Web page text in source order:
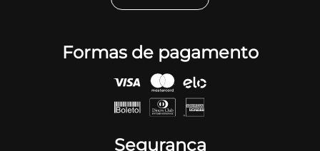
Formas de pagamento
Segurança